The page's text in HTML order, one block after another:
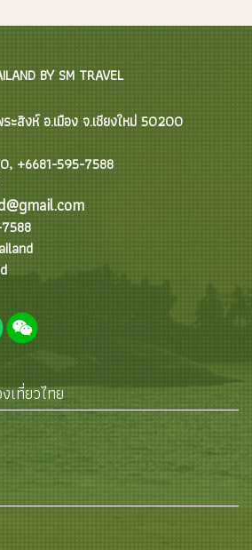
BY SM TRAVEL
ะสิงห์ อ.เมือง จ.เชียงใหม่ 50200
+6681-595-7588
เที่ยวไทย